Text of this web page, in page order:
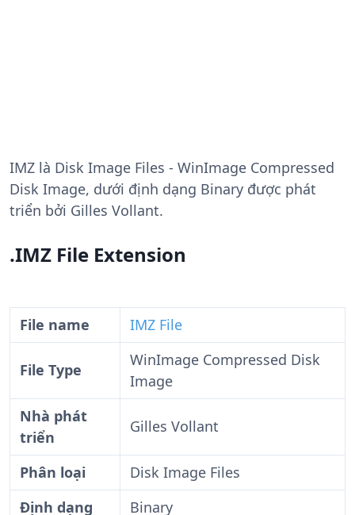
IMZ là Disk Image Files - WinImage Compressed
Disk Image, dưới định dạng Binary được phát
triển bởi Gilles Vollant.
.IMZ File Extension
File name IMZ File
File Type
WinImage Compressed Disk
Image
Nhà phát
triển
Gilles Vollant
Phân loại
Disk Image Files
Định dạng
Binary